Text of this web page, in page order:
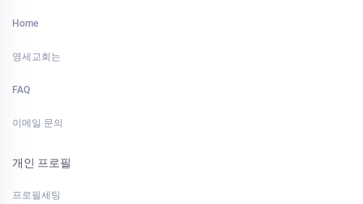
Home
영세교회는
FAQ
이메일 문의
개인 프로필
프로필세팅